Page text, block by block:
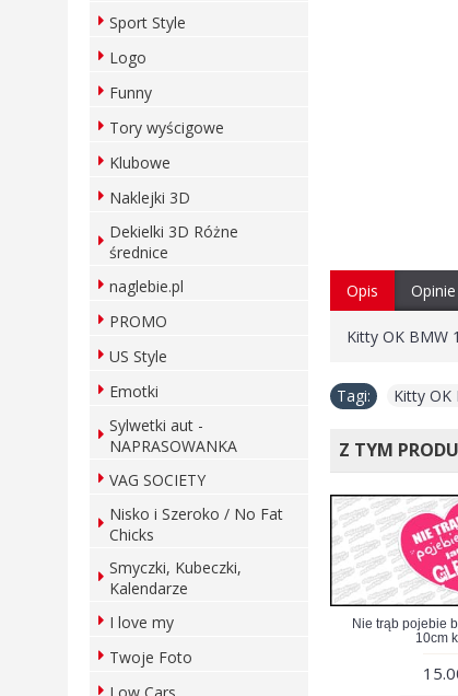
Sport Style
Logo
Funny
Tory wyścigowe
Klubowe
Naklejki 3D
Dekielki 3D Różne
średnice
naglebie.pl
PROMO
US Style
Emotki
Sylwetki aut -
NAPRASOWANKA
VAG SOCIETY
Nisko i Szeroko / No Fat
Chicks
Smyczki, Kubeczki,
Kalendarze
I love my
Twoje Foto
Opis
Kitty OK BMW
Tagi: Kitty OK
Z TYM
Nie trąb pojebie
10cm